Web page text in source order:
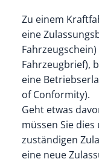
Zu einem
eine
Fahrzeugbrief),
eine
of Conformity).
Geht etwas
müssen Sie
zuständigen
eine neue